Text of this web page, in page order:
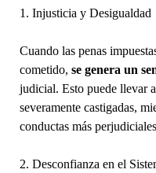
1. Injusticia y Desigualdad
Cuando las penas
cometido, se genera un
judicial. Esto puede llevar
severamente castigadas,
conductas más
2. Desconfianza en el